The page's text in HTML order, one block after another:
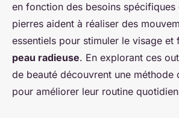
en fonction des besoins spécifiques
pierres aident à réaliser des
essentiels pour stimuler le visage et
peau radieuse. En explorant ces
de beauté découvrent une méthode
pour améliorer leur routine